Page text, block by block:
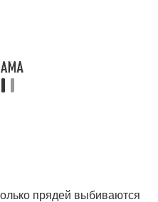
прядей выбиваются